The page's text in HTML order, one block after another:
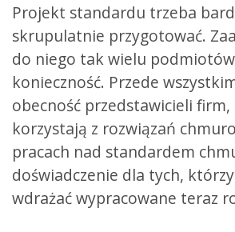
Projekt standardu trzeba
skrupulatnie przygotować.
do niego tak wielu
konieczność. Przede
obecność przedstawicieli
korzystają z rozwiązań
pracach nad standardem
doświadczenie dla tych,
wdrażać wypracowane teraz